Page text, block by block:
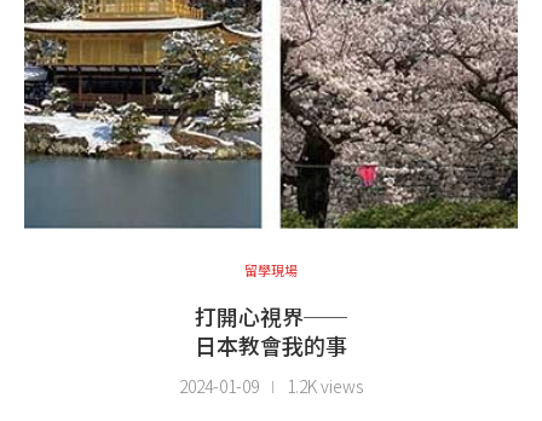
留學現場
打開心視界──
日本教會我的事
2024-01-09 1.2K views